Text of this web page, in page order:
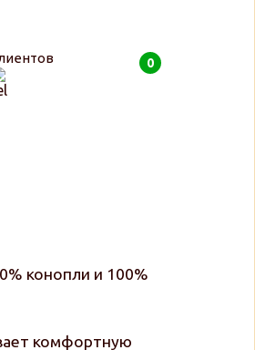
0
конопли и 100%
комфортную